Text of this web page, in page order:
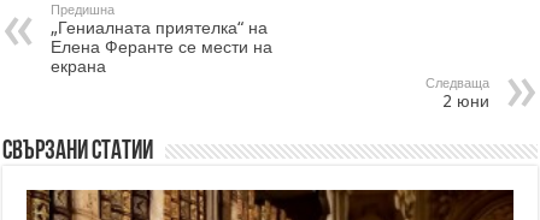
Предишна
„Гениалната приятелка“ на
Елена Феранте се мести на
екрана
Следваща
2 юни
Свързани статии